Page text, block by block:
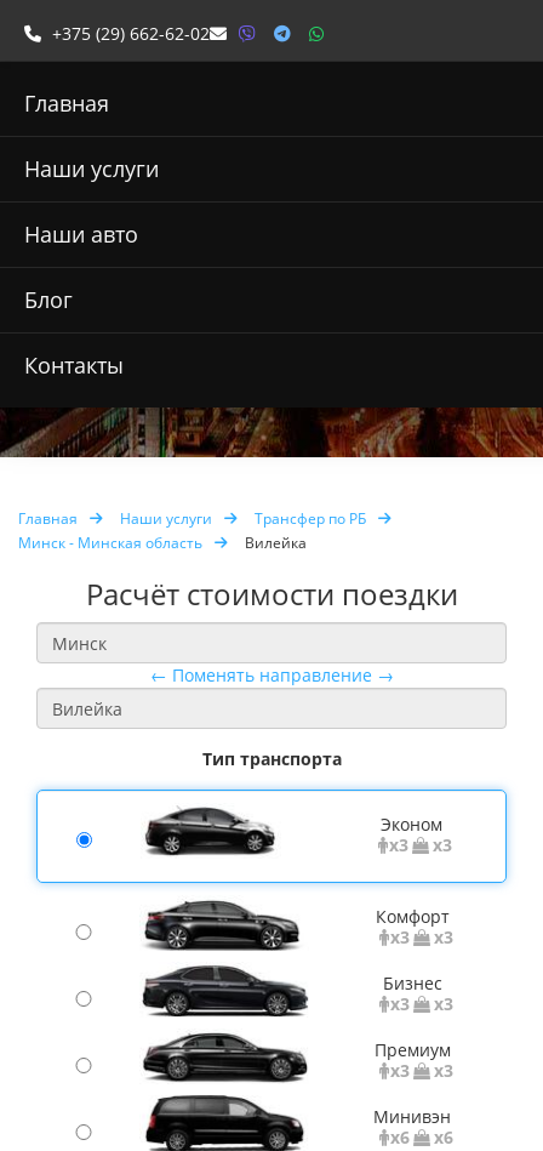
+375 (29) 662-62-02
Главная
Наши услуги
Наши авто
Блог
Контакты
Главная Наши услуги
Трансфер по РБ
Минск - Минская область
Вилейка
Расчёт стоимости поездки
← Поменять направление →
Тип транспорта
Эконом
x3
x3
Комфорт
x3
x3
Бизнес
x3
x3
Премиум
x3
x3
Минивэн
x6
x6